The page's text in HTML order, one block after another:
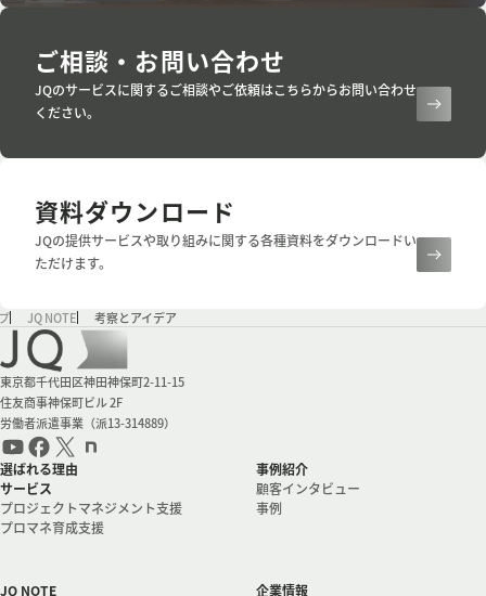
ご相談・お問い合わせ
JQのサービスに関するご相談やご依頼はこちらからお問い合わせ
ください。
資料ダウンロード
JQの提供サービスや取り組みに関する各種資料をダウンロードい
ただけます。
JQ NOTE 考察とアイデア
会社情報
東京都千代田区神田神保町2-11-15
住友商事神保町ビル 2F
労働者派遣事業（派13-314889）
選ばれる理由
サービス
プロジェクトマネジメント支援
プロマネ育成支援
事例紹介
顧客インタビュー
事例
JQ NOTE 企業情報